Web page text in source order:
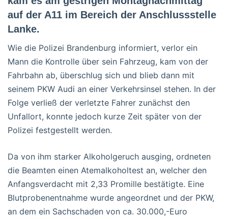
auf der A11 im Bereich der Anschlussstelle
Lanke.
Wie die Polizei Brandenburg informiert, verlor ein
Mann die Kontrolle über sein Fahrzeug, kam von der
Fahrbahn ab, überschlug sich und blieb dann mit
seinem PKW Audi an einer Verkehrsinsel stehen. In der
Folge verließ der verletzte Fahrer zunächst den
Unfallort, konnte jedoch kurze Zeit später von der
Polizei festgestellt werden.
Da von ihm starker Alkoholgeruch ausging, ordneten
die Beamten einen Atemalkoholtest an, welcher den
Anfangsverdacht mit 2,33 Promille bestätigte. Eine
Blutprobenentnahme wurde angeordnet und der PKW,
an dem ein Sachschaden von ca. 30.000,-Euro